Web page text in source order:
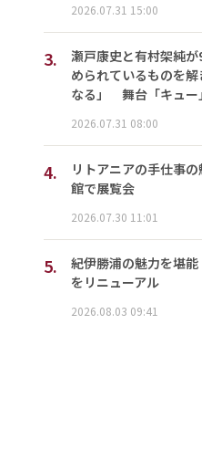
2026.07.31 15:00
3.
瀬戸康史と有村架純
められているものを
なる」 舞台「キュー
2026.07.31 08:00
4.
リトアニアの手仕事
館で展覧会
2026.07.30 11:01
5.
紀伊勝浦の魅力を堪
をリニューアル
2026.08.03 09:41